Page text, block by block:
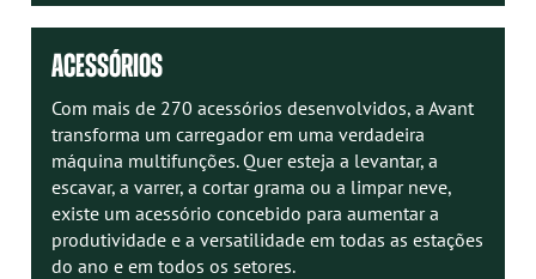
ACESSÓRIOS
Com mais de 270 acessórios desenvolvidos, a Avant
transforma um carregador em uma verdadeira
máquina multifunções. Quer esteja a levantar, a
escavar, a varrer, a cortar grama ou a limpar neve,
existe um acessório concebido para aumentar a
produtividade e a versatilidade em todas as estações
do ano e em todos os setores.